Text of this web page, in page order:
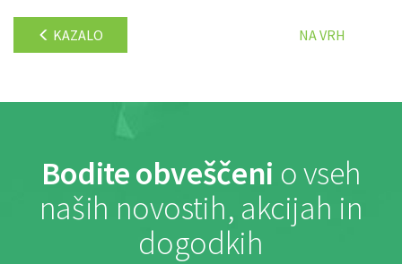
KAZALO NA VRH
Bodite obveščeni o vseh
naših novostih, akcijah in
dogodkih